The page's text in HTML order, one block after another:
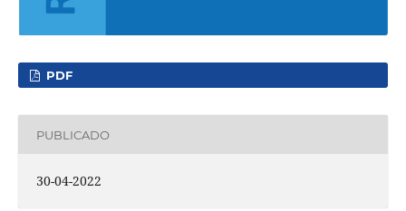
PDF
PUBLICADO
30-04-2022